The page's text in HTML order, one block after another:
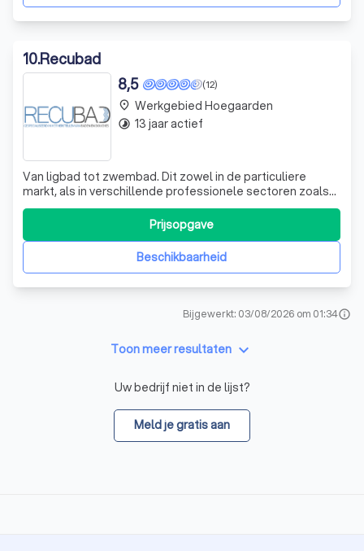
10.Recubad
(12)
8,5
Van ligbad tot zwembad. Dit zowel in de particuliere
markt, als in verschillende professionele sectoren zoals
de hotel-, vastgoed- en verzekeringssector. Door onze
ervaring en bewezen kwaliteit voeren wij tevens
expertises uit voor vele producenten uit de sanitaire
wereld. Schadegevallen kunnen bi
Beschikbaarheid
Prijsopgave
place Werkgebied Hoegaarden
timelapse 13 jaar actief
Bijgewerkt: 03/08/2026 om 01:34info
Toon meer resultaten keyboard_arrow_down
Uw bedrijf niet in de lijst?
Meld je gratis aan